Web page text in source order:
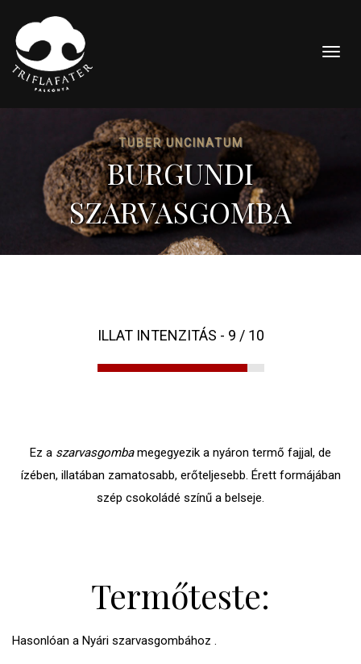
TUBER UNCINATUM
BURGUNDI
SZARVASGOMBA
ILLAT INTENZITÁS - 9 / 10
Ez a szarvasgombamegegyezik a nyáron termő fajjal, de
ízében, illatában zamatosabb, erőteljesebb. Érett formájában
szép csokoládé színű a belseje.
Termőteste:
Hasonlóan a Nyári szarvasgombához .